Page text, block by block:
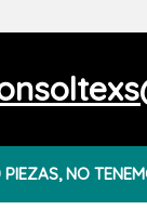
NO